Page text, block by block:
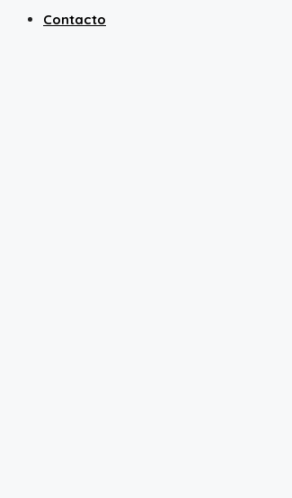
Contacto